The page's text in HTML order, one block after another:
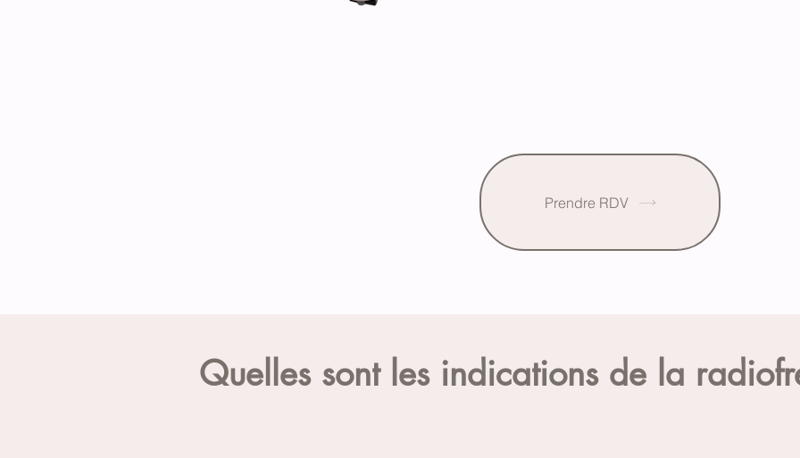
Prendre RDV
Quelles sont les indications de la